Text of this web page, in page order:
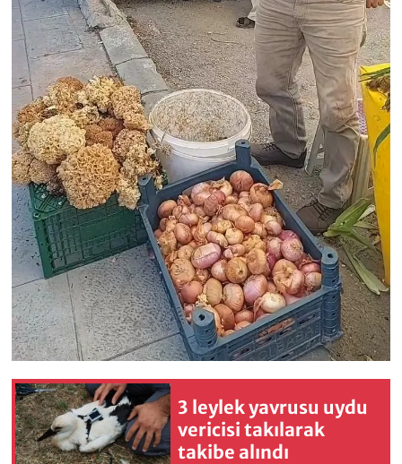
3 leylek yavrusu uydu
vericisi takılarak
takibe alındı